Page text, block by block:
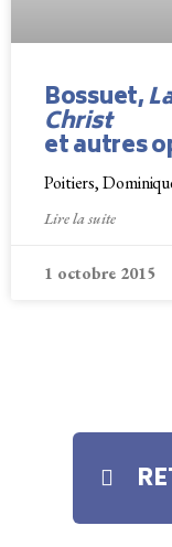
Bossuet,
Christ
et autres
Poitiers,
Lire la suite
1 octobre 2015